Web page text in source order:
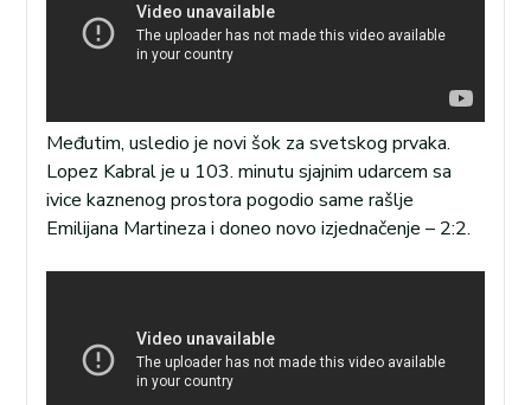
Međutim, usledio je novi šok za svetskog prvaka.
Lopez Kabral je u 103. minutu sjajnim udarcem sa
ivice kaznenog prostora pogodio same rašlje
Emilijana Martineza i doneo novo izjednačenje – 2:2.